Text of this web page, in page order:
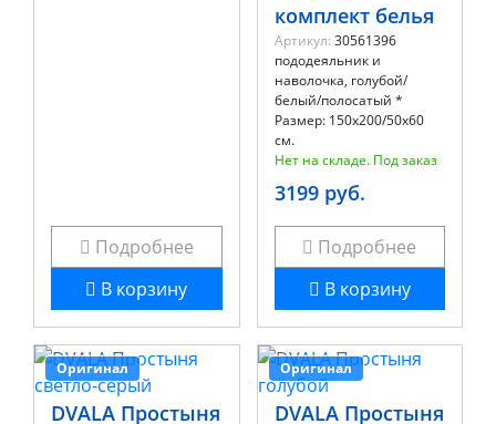
Подробнее
В корзину
комплект белья
Артикул: 30561396
пододеяльник и
наволочка, голубой/
белый/полосатый *
Размер: 150x200/50x60
см.
Нет на складе. Под заказ
3199 руб.
Подробнее
В корзину
Оригинал
DVALA Простыня
Оригинал
DVALA Простыня